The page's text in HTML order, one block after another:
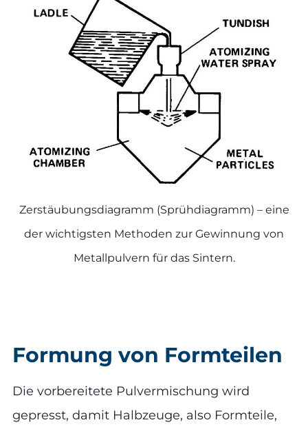
Zerstäubungsdiagramm (Sprühdiagramm) – eine
der wichtigsten Methoden zur Gewinnung von
Metallpulvern für das Sintern.
Formung von Formteilen
Die vorbereitete Pulvermischung wird
gepresst, damit Halbzeuge, also Formteile,